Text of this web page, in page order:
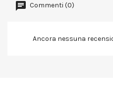
Commenti (0)
Ancora nessuna